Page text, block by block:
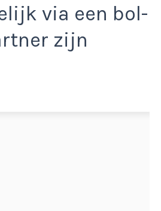
via een bol-
zijn